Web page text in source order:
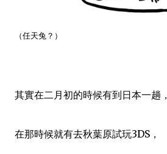
（任天兔？）
其實在二月初的時候有到日本一趟，
在那時候就有去秋葉原試玩3DS，